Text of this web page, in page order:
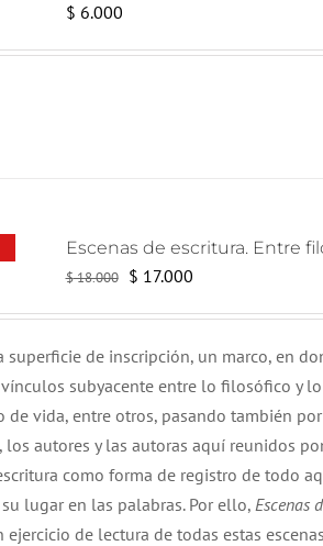
$ 6.000
Escenas de escritura. Entre
$18.000
El
era:
$ 18.000.
$ 17.000El
es:
$ 17.000.
superficie de inscripción, un marco, en
subyacente entre lo filosófico y
de vida, entre otros, pasando también
autores y las autoras aquí reunidos
como forma de registro de todo
lugar en las palabras. Por ello, Escenas
de lectura de todas estas